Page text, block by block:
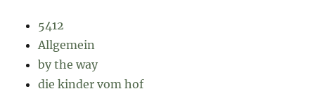
5412
Allgemein
by the way
die kinder vom hof